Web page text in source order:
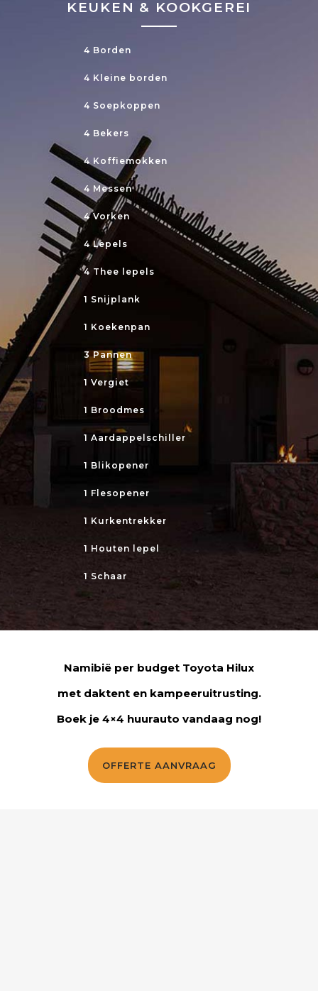
KEUKEN & KOOKGEREI
4 Borden
4 Kleine borden
4 Soepkoppen
4 Bekers
4 Koffiemokken
4 Messen
4 Vorken
4 Lepels
4 Thee lepels
1 Snijplank
1 Koekenpan
3 Pannen
1 Vergiet
1 Broodmes
1 Aardappelschiller
1 Blikopener
1 Flesopener
1 Kurkentrekker
1 Houten lepel
1 Schaar
Namibië per budget Toyota Hilux
met daktent en kampeeruitrusting.
Boek je 4×4 huurauto vandaag nog!
OFFERTE AANVRAAG